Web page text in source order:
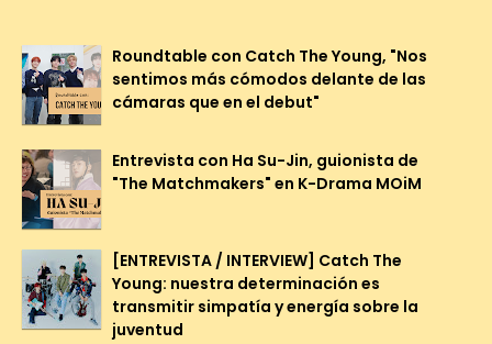
Roundtable con Catch The Young, "Nos
sentimos más cómodos delante de las
cámaras que en el debut"
Entrevista con Ha Su-Jin, guionista de
"The Matchmakers" en K-Drama MOiM
[ENTREVISTA / INTERVIEW] Catch The
Young: nuestra determinación es
transmitir simpatía y energía sobre la
juventud